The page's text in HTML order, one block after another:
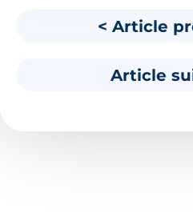
< Article
Article